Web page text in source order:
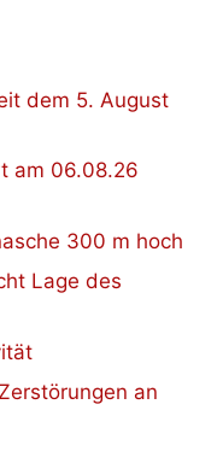
dem 5. August
am 06.08.26
300 m hoch
Lage des
an